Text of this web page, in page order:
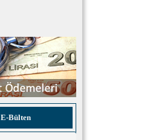
E-Bülten